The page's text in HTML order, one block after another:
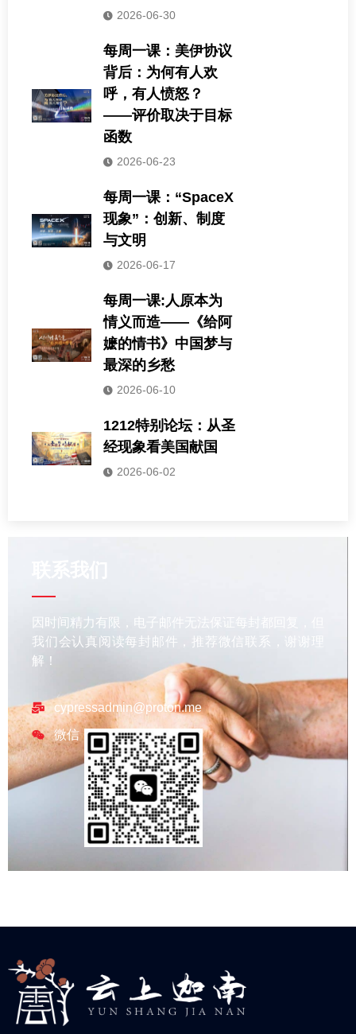
2026-06-30
每周一课：美伊协议
背后：为何有人欢
呼，有人愤怒？
——评价取决于目标
函数
2026-06-23
每周一课：“SpaceX
现象”：创新、制度
与文明
2026-06-17
每周一课:人原本为
情义而造——《给阿
嬷的情书》中国梦与
最深的乡愁
2026-06-10
1212特别论坛：从圣
经现象看美国献国
2026-06-02
因时间精力有限，电子邮件无法保证每封都回复，但
我们会认真阅读每封邮件，推荐微信联系，谢谢理
解！
cypressadmin@proton.me
微信